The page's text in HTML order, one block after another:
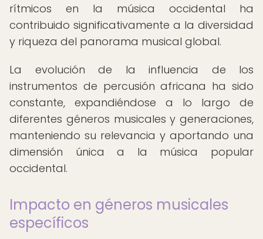
rítmicos en la música occidental ha
contribuido significativamente a la diversidad
y riqueza del panorama musical global.
La evolución de la influencia de los
instrumentos de percusión africana ha sido
constante, expandiéndose a lo largo de
diferentes géneros musicales y generaciones,
manteniendo su relevancia y aportando una
dimensión única a la música popular
occidental.
Impacto en géneros musicales
específicos